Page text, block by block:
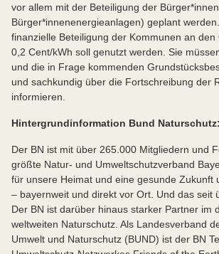
vor allem mit der Beteiligung der
Bürger*innenenergieanlagen) geplant
finanzielle Beteiligung der Kommunen an
0,2 Cent/kWh soll genutzt werden. Sie
und die in Frage kommenden
und sachkundig über die Fortschreibung der
informieren.
Hintergrundinformation Bund Naturschutz:
Der BN ist mit über 265.000 Mitgliedern und
größte Natur- und Umweltschutzverband
für unsere Heimat und eine gesunde Zukunft
– bayernweit und direkt vor Ort. Und das seit
Der BN ist darüber hinaus starker Partner im
weltweiten Naturschutz. Als Landesverband
Umwelt und Naturschutz (BUND) ist der BN